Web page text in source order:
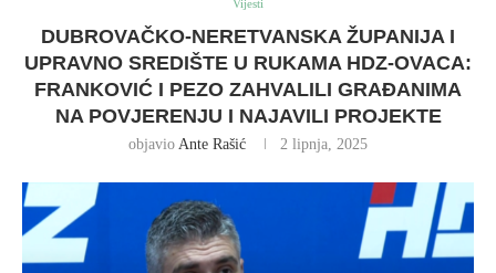
Vijesti
DUBROVAČKO-NERETVANSKA ŽUPANIJA I
UPRAVNO SREDIŠTE U RUKAMA HDZ-OVACA:
FRANKOVIĆ I PEZO ZAHVALILI GRAĐANIMA
NA POVJERENJU I NAJAVILI PROJEKTE
objavio Ante Rašić 2 lipnja, 2025